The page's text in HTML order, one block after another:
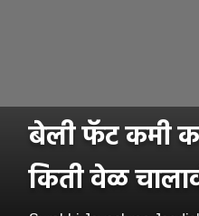
बेली फॅट कमी
किती वेळ